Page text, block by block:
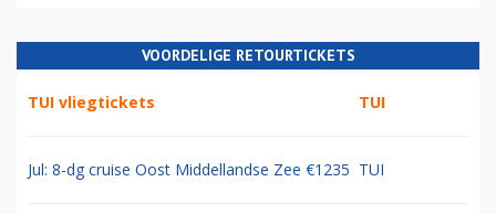
VOORDELIGE RETOURTICKETS
TUI vliegtickets TUI
Jul: 8-dg cruise Oost Middellandse Zee €1235 TUI